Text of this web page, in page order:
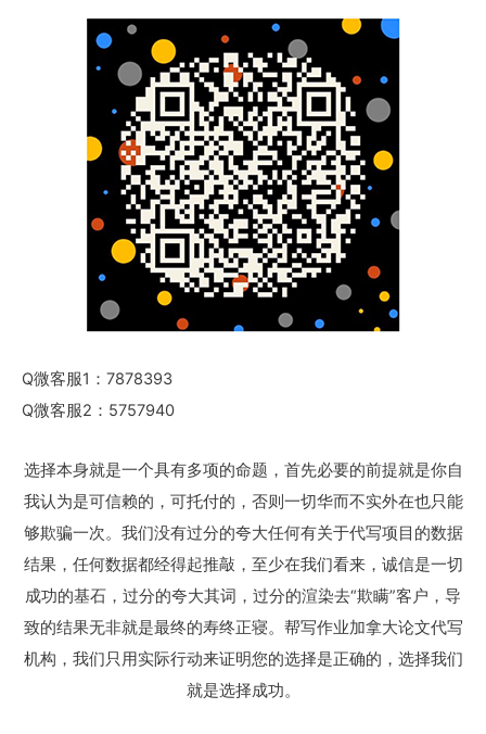
Q微客服1：7878393
Q微客服2：5757940
选择本身就是一个具有多项的命题，首先必要的前提就是你自
我认为是可信赖的，可托付的，否则一切华而不实外在也只能
够欺骗一次。我们没有过分的夸大任何有关于代写项目的数据
结果，任何数据都经得起推敲，至少在我们看来，诚信是一切
成功的基石，过分的夸大其词，过分的渲染去“欺瞒”客户，导
致的结果无非就是最终的寿终正寝。帮写作业加拿大论文代写
机构，我们只用实际行动来证明您的选择是正确的，选择我们
就是选择成功。